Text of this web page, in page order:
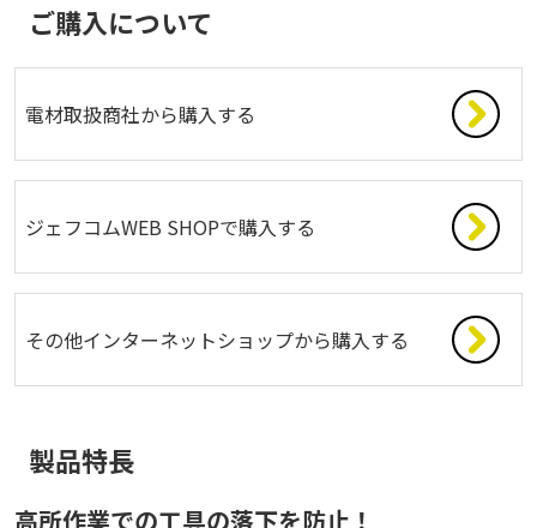
ご購入について
電材取扱商社から購入する
ジェフコムWEB SHOPで購入する
その他インターネットショップから購入する
製品特長
高所作業での工具の落下を防止！